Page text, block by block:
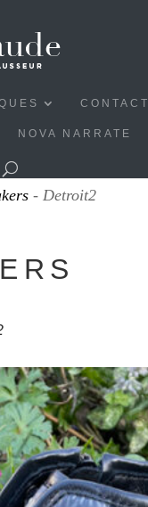
CONTACT
NOVA NARRATE
- Detroit2